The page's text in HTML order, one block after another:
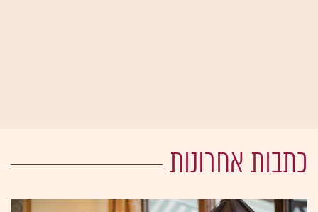
כתבות אחרונות